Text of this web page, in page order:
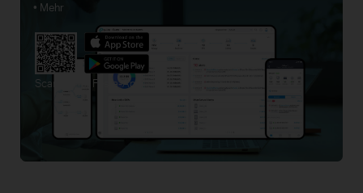
• Mehr
Scannen für Festa-App